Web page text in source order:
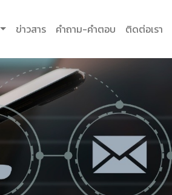
ข่าวสาร คำถาม-คำตอบ ติดต่อเรา